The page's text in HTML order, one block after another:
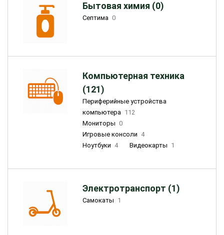
Бытовая химия (0)
Септима 0
Компьютерная техника
(121)
Периферийные устройства
компьютера 112
Мониторы 0
Игровые консоли 4
Ноутбуки 4 Видеокарты 1
Электротранспорт (1)
Самокаты 1